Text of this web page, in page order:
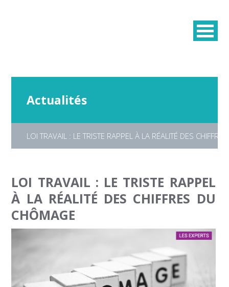
Actualités
LOI TRAVAIL : LE TRISTE RAPPEL À LA RÉALITÉ DES
LOI TRAVAIL : LE TRISTE RAPPEL
À LA RÉALITÉ DES CHIFFRES DU
CHÔMAGE